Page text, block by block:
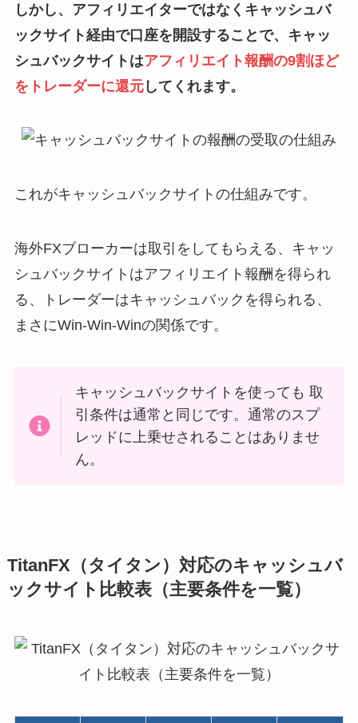
しかし、アフィリエイターではなくキャッシュバ
ックサイト経由で口座を開設することで、キャッ
シュバックサイトはアフィリエイト報酬の9割ほど
をトレーダーに還元してくれます。
これがキャッシュバックサイトの仕組みです。
海外FXブローカーは取引をしてもらえる、キャッ
シュバックサイトはアフィリエイト報酬を得られ
る、トレーダーはキャッシュバックを得られる、
まさにWin-Win-Winの関係です。
キャッシュバックサイトを使っても 取
引条件は通常と同じです。通常のスプ
レッドに上乗せされることはありませ
ん。
TitanFX（タイタン）対応のキャッシュバ
ックサイト比較表（主要条件を一覧）